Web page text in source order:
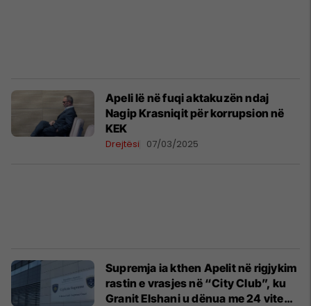
Apeli lë në fuqi aktakuzën ndaj
Nagip Krasniqit për korrupsion në
KEK
Drejtësi 07/03/2025
Supremja ia kthen Apelit në rigjykim
rastin e vrasjes në “City Club”, ku
Granit Elshani u dënua me 24 vite